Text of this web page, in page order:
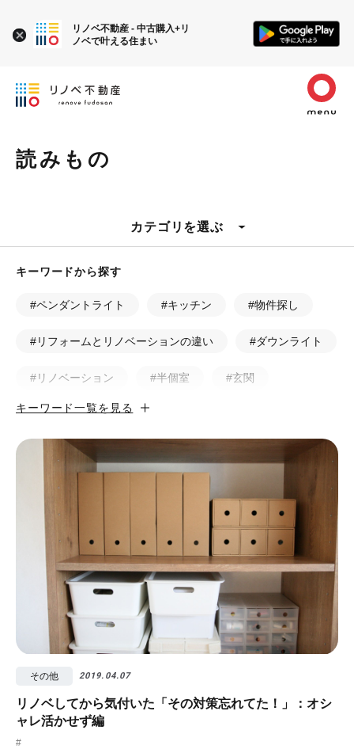
読みもの
カテゴリを選ぶ
キーワードから探す
#ペンダントライト #キッチン #物件探し
#リフォームとリノベーションの違い #ダウンライト
#リノベーション #半個室 #玄関
#小上がり #ホテルライク
#土間
#ペット #フルリノベーション
#無垢フローリング #視覚効果 #予算
#照明 #タイル #書斎 #洗面所
#リノベ先輩インタビュー #広みせ！
キーワード一覧を見る
その他 2019.04.07
リノベしてから気付いた「その対策忘れてた！」：オシ
ャレ活かせず編
#
リノベ不動産 - 中古購入+リ
ノベで叶える住まい